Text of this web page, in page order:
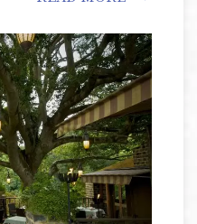
り、過ごし方はさまざ
人や夫婦でゆっくり気
を終えるころには絆が
手に入れることができ
で、大切な人と心と体